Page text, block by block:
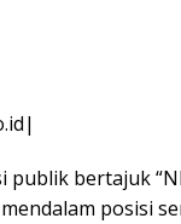
publik bertajuk
posisi